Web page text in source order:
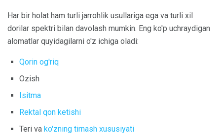
Har bir holat ham turli jarrohlik usullariga ega va turli xil
dorilar spektri bilan davolash mumkin. Eng ko'p uchraydigan
alomatlar quyidagilarni o'z ichiga oladi:
Qorin og'riq
Ozish
Isitma
Rektal qon ketishi
Teri va ko'zning tirnash xususiyati